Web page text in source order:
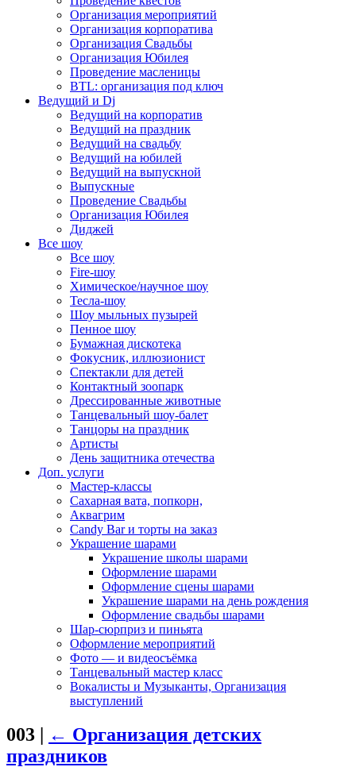
Организация мероприятий
Организация корпоратива
Организация Свадьбы
Организация Юбилея
Проведение масленицы
BTL: организация под ключ
Ведущий и Dj
Ведущий на корпоратив
Ведущий на праздник
Ведущий на свадьбу
Ведущий на юбилей
Ведущий на выпускной
Выпускные
Проведение Свадьбы
Организация Юбилея
Диджей
Все шоу
Все шоу
Fire-шоу
Химическое/научное шоу
Тесла-шоу
Шоу мыльных пузырей
Пенное шоу
Бумажная дискотека
Фокусник, иллюзионист
Спектакли для детей
Контактный зоопарк
Дрессированные животные
Танцевальный шоу-балет
Танцоры на праздник
Артисты
День защитника отечества
Доп. услуги
Мастер-классы
Сахарная вата, попкорн,
Аквагрим
Candy Bar и торты на заказ
Украшение шарами
Украшение школы шарами
Оформление шарами
Оформление сцены шарами
Украшение шарами на день рождения
Оформление свадьбы шарами
Шар-сюрприз и пиньята
Оформление мероприятий
Фото — и видеосъёмка
Танцевальный мастер класс
Вокалисты и Музыканты, Организация
выступлений
003 | ← Организация детских
праздников